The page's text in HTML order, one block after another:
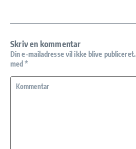
Skriv en kommentar
Din e-mailadresse vil ikke blive publiceret.
med*